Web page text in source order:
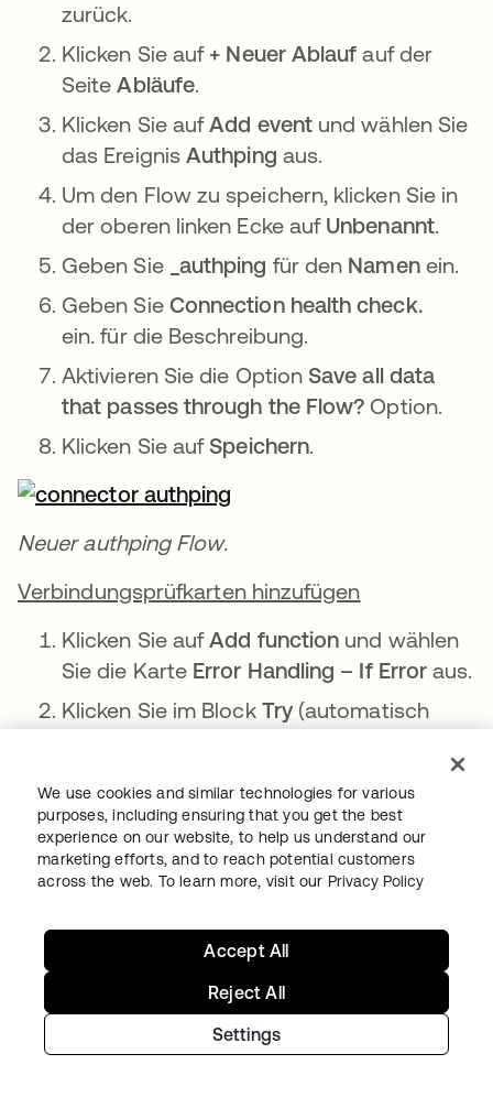
zurück.
Klicken Sie auf + Neuer Ablauf auf der
SeiteAbläufe.
Klicken Sie aufAdd event und wählen Sie
das EreignisAuthping aus.
Um den Flow zu speichern, klicken Sie in
der oberen linken Ecke auf Unbenannt.
Geben Sie
_authping für den Namenein.
Geben Sie Connection health check.
ein. für die Beschreibung.
Aktivieren Sie die Option Save all data
that passes through the Flow? Option.
Klicken Sie auf Speichern.
Neuer authping Flow.
Verbindungsprüfkarten hinzufügen
Klicken Sie aufAdd function und wählen
Sie die Karte Error Handling – If Error aus.
Klicken Sie im Block Try(automatisch
(Rechnersymbol) und wählen
Sie die KarteFlow Control – Call
Flowaus.
Klicken Sie auf derCall FlowCard auf
Wählen Sie den FlowhttpHelper
Der Flow sieht wie folgt aus:
We use cookies and similar technologies for various
purposes, including ensuring that you get the best
experience on our website, to help us understand our
marketing efforts, and to reach potential customers
across the web. To learn more, visit our Privacy Policy
Settings
Reject All
Accept All